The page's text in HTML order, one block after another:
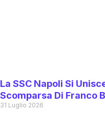
La SSC Napoli Si
Scomparsa Di Franco
31 Luglio 2026